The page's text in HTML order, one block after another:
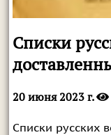
Списки
20 июня 2023 г.
Списки русских